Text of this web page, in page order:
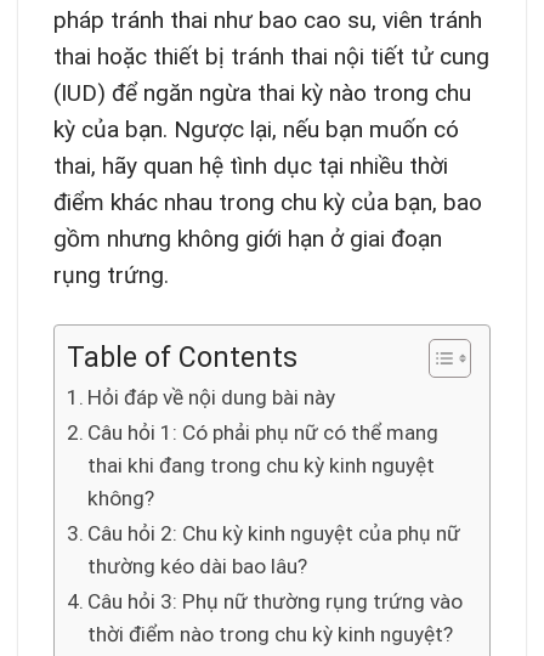
pháp tránh thai như bao cao su, viên tránh
thai hoặc thiết bị tránh thai nội tiết tử cung
(IUD) để ngăn ngừa thai kỳ nào trong chu
kỳ của bạn. Ngược lại, nếu bạn muốn có
thai, hãy quan hệ tình dục tại nhiều thời
điểm khác nhau trong chu kỳ của bạn, bao
gồm nhưng không giới hạn ở giai đoạn
rụng trứng.
Table of Contents
Hỏi đáp về nội dung bài này
Câu hỏi 1: Có phải phụ nữ có thể mang
thai khi đang trong chu kỳ kinh nguyệt
không?
Câu hỏi 2: Chu kỳ kinh nguyệt của phụ nữ
thường kéo dài bao lâu?
Câu hỏi 3: Phụ nữ thường rụng trứng vào
thời điểm nào trong chu kỳ kinh nguyệt?